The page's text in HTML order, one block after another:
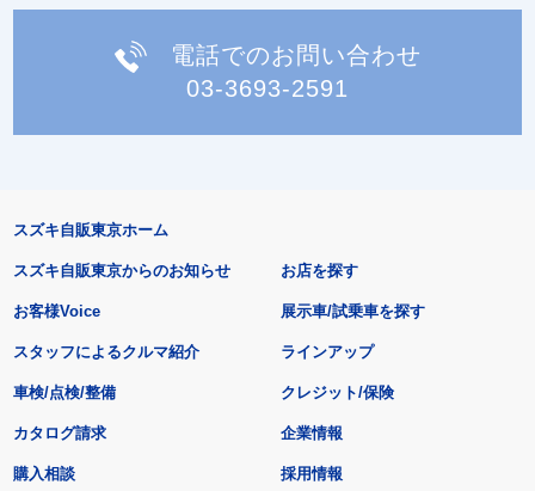
電話でのお問い合わせ
03-3693-2591
スズキ自販東京ホーム
スズキ自販東京からのお知らせ
お客様Voice
スタッフによるクルマ紹介
お店を探す
展示車/試乗車を探す
ラインアップ
車検/点検/整備 クレジット/保険
カタログ請求
購入相談
企業情報
採用情報